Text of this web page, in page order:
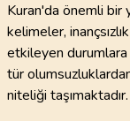
Kuran'da önemli
kelimeler,
etkileyen durumlara
tür
niteliği taşımaktadır.